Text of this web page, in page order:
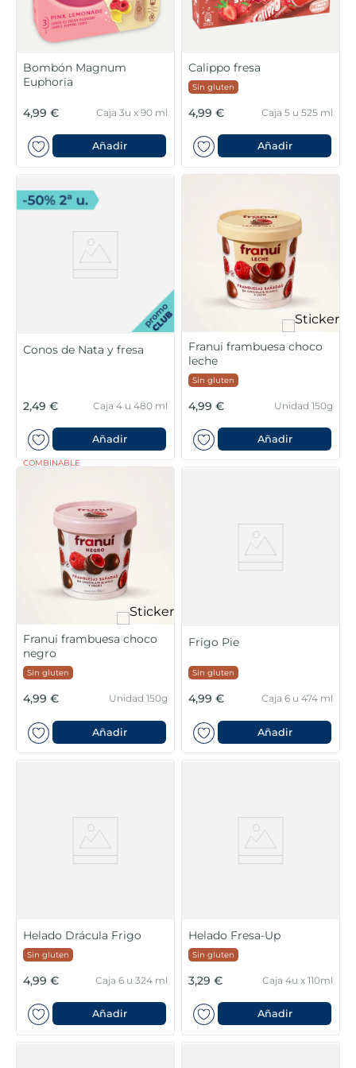
Bombón Magnum
Euphoria
4,99 € Caja 3u x 90 ml
Añadir
Calippo fresa
Sin gluten
4,99 € Caja 5 u 525 ml
Añadir
Conos de Nata y fresa
2,49 €
COMBINABLE
Caja 4 u 480 ml
Añadir
Franui frambuesa choco
leche
Sin gluten
4,99 € Unidad 150g
Añadir
Franui frambuesa choco
negro
Sin gluten
4,99 € Unidad 150g
Añadir
Frigo Pie
Sin gluten
4,99 € Caja 6 u 474 ml
Añadir
Helado Drácula Frigo
Sin gluten
4,99 € Caja 6 u 324 ml
Añadir
Helado Fresa-Up
Sin gluten
3,29 € Caja 4u x 110ml
Añadir